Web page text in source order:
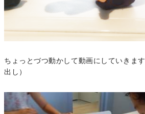
ちょっとづつ動かして動画にしていきま
出し）